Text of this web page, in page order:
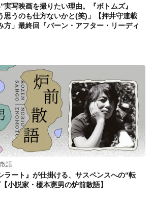
実写映画を撮りたい理由。『ボトムズ』
思うのも仕方ないかと(笑)」【押井守連載
方」最終回『バーン・アフター・リーディ
語
ラート』が仕掛ける、サスペンスへの“転
小説家・榎本憲男の炉前散語】